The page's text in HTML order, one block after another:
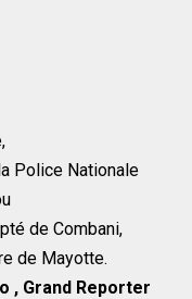
Police Nationale
de Combani,
de Mayotte.
, Grand Reporter